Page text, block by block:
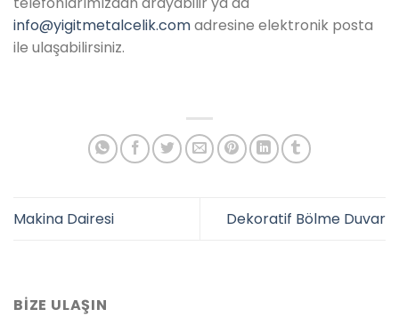
info@yigitmetalcelik.comadresine elektronik posta
ile ulaşabilirsiniz.
Makina Dairesi Dekoratif Bölme Duvar
BIZE ULAŞIN